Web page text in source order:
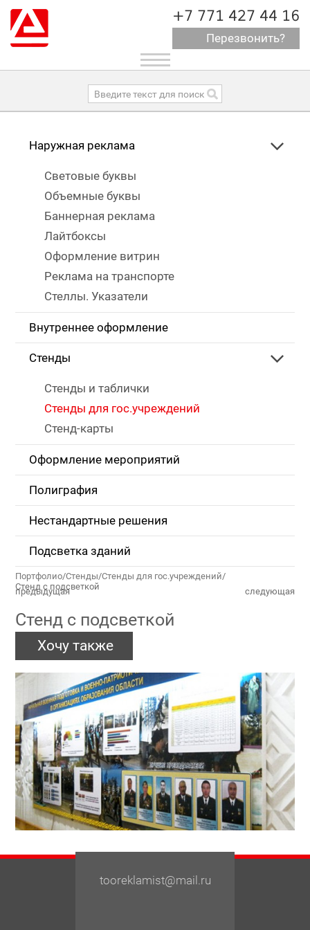
+7 771 427 44 16
Перезвонить?
Toggle
navigation
Наружная реклама
Световые буквы
Объемные буквы
Баннерная реклама
Лайтбоксы
Оформление витрин
Реклама на транспорте
Стеллы. Указатели
Внутреннее оформление
Стенды
Стенды и таблички
Стенды для гос.учреждений
Стенд-карты
Оформление мероприятий
Полиграфия
Нестандартные решения
Подсветка зданий
Портфолио/Стенды/Стенды для гос.учреждений/
Стенд с подсветкой
Стенд с подсветкой
Хочу также
предыдущая следующая
tooreklamist@mail.ru